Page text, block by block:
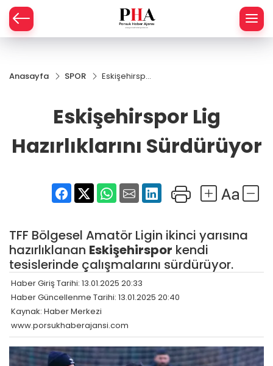
HABER
Anasayfa SPOR
Eskişehirspor
Sürdürüyor
Eskişehirspor Lig
Hazırlıklarını Sürdürüyor
TFF Bölgesel Amatör Ligin ikinci yarısına
hazırlıklanan Eskişehirspor kendi
tesislerinde çalışmalarını sürdürüyor.
Haber Giriş Tarihi: 13.01.2025 20:33
Haber Güncellenme Tarihi: 13.01.2025 20:40
Kaynak: Haber Merkezi
www.porsukhaberajansi.com